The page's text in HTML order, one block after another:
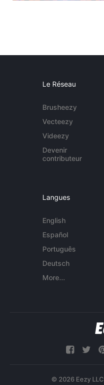
Le Réseau
Brusheezy
Vecteezy
Videezy
Devenir
contributeur
Langues
English
Español
Português
Deutsch
More...
© 2026 Eezy